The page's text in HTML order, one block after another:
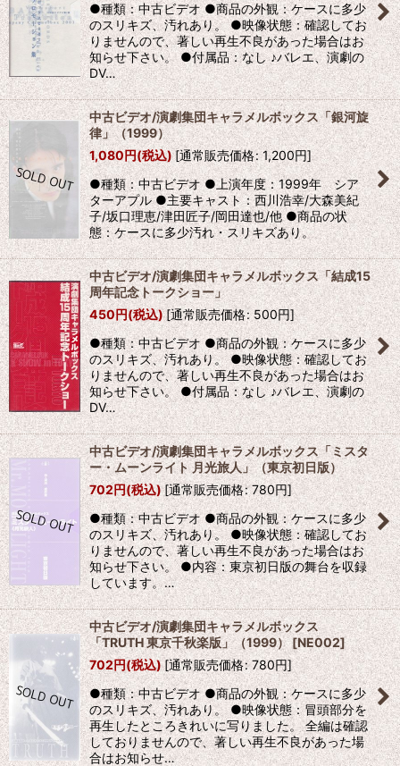
●種類：中古ビデオ ●商品の外観：ケースに多少
のスリキズ、汚れあり。 ●映像状態：確認してお
りませんので、著しい再生不良があった場合はお
知らせ下さい。 ●付属品：なし ♪バレエ、演劇の
DV…
中古ビデオ/演劇集団キャラメルボックス「銀河旋
律」（1999）
1,080円(税込)[通常販売価格: 1,200円]
●種類：中古ビデオ ●上演年度：1999年 シア
ターアプル ●主要キャスト：西川浩幸/大森美紀
子/坂口理恵/津田匠子/岡田達也/他 ●商品の状
態：ケースに多少汚れ・スリキズあり。
中古ビデオ/演劇集団キャラメルボックス「結成15
周年記念トークショー」
450円(税込) [通常販売価格: 500円]
●種類：中古ビデオ ●商品の外観：ケースに多少
のスリキズ、汚れあり。 ●映像状態：確認してお
りませんので、著しい再生不良があった場合はお
知らせ下さい。 ●付属品：なし ♪バレエ、演劇の
DV…
中古ビデオ/演劇集団キャラメルボックス「ミスタ
ー・ムーンライト 月光旅人」（東京初日版）
702円(税込)[通常販売価格: 780円]
●種類：中古ビデオ ●商品の外観：ケースに多少
のスリキズ、汚れあり。 ●映像状態：確認してお
りませんので、著しい再生不良があった場合はお
知らせ下さい。 ●内容：東京初日版の舞台を収録
しています。…
中古ビデオ/演劇集団キャラメルボックス
「TRUTH 東京千秋楽版」（1999）[NE002]
702円(税込)[通常販売価格: 780円]
●種類：中古ビデオ ●商品の外観：ケースに多少
のスリキズ、汚れあり。 ●映像状態：冒頭部分を
再生したところきれいに写りました。 全編は確認
しておりませんので、著しい再生不良があった場
合はお知らせ…